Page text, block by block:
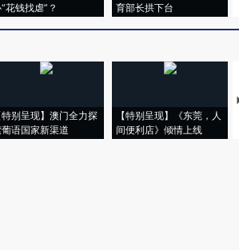
花钱找虐”？
育部长拱下台
特别呈现】澳门全力探
语国家新渠道
【特别呈现】《东莞，人
间便利店》倾情上线